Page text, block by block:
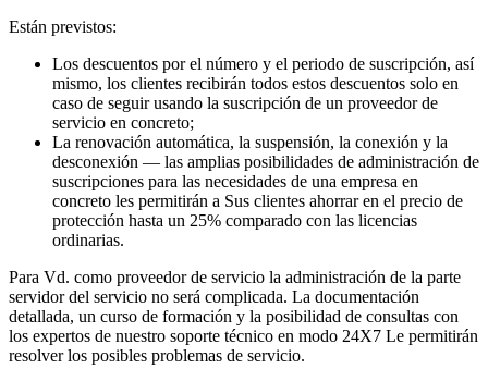
Están previstos:
Los descuentos por el número y el periodo de suscripción, así
mismo, los clientes recibirán todos estos descuentos solo en
caso de seguir usando la suscripción de un proveedor de
servicio en concreto;
La renovación automática, la suspensión, la conexión y la
desconexión — las amplias posibilidades de administración de
suscripciones para las necesidades de una empresa en
concreto les permitirán a Sus clientes ahorrar en el precio de
protección hasta un 25% comparado con las licencias
ordinarias.
Para Vd. como proveedor de servicio la administración de la parte
servidor del servicio no será complicada. La documentación
detallada, un curso de formación y la posibilidad de consultas con
los expertos de nuestro soporte técnico en modo 24X7 Le permitirán
resolver los posibles problemas de servicio.